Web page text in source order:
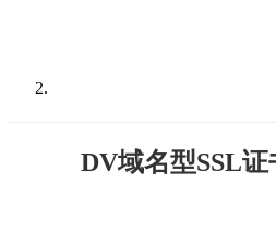
DV域名型SSL